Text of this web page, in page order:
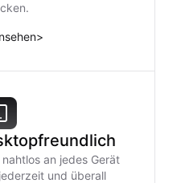
>
an jedes Gerät
und überall